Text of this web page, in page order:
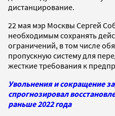
дистанцирование.
22 мая мэр Москвы Сергей
необходимым сохранять
ограничений, в том числе
пропускную систему для
жесткие требования к
Увольнения и сокращение
спрогнозировал
раньше 2022 года